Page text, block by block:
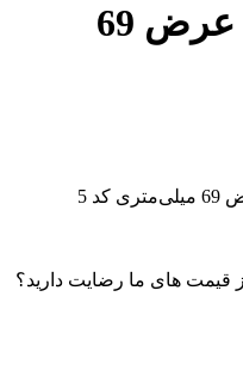
پروفیل لاینر کنجی عرض 69
5
از قیمت های ما رضایت دارید؟